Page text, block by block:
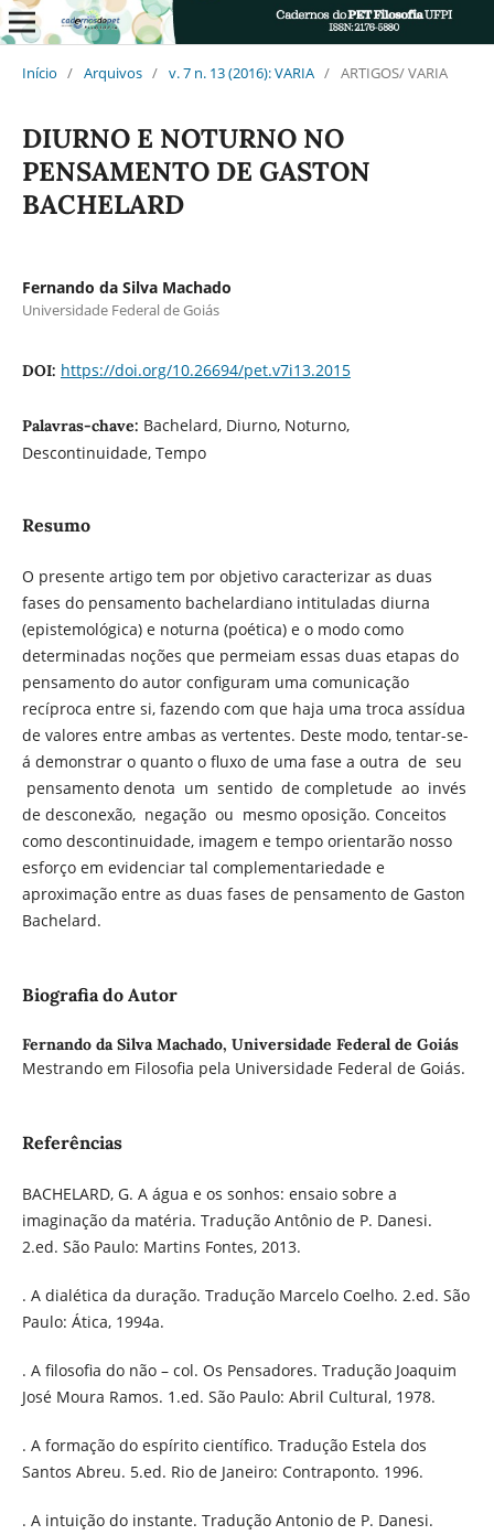
Início / Arquivos / v. 7 n. 13 (2016): VARIA / ARTIGOS/ VARIA
DIURNO E NOTURNO NO
PENSAMENTO DE GASTON
BACHELARD
Fernando da Silva Machado
Universidade Federal de Goiás
DOI: https://doi.org/10.26694/pet.v7i13.2015
Palavras-chave: Bachelard, Diurno, Noturno,
Descontinuidade, Tempo
Resumo
O presente artigo tem por objetivo caracterizar as duas
fases do pensamento bachelardiano intituladas diurna
(epistemológica) e noturna (poética) e o modo como
determinadas noções que permeiam essas duas etapas do
pensamento do autor configuram uma comunicação
recíproca entre si, fazendo com que haja uma troca assídua
de valores entre ambas as vertentes. Deste modo, tentar-se-
á demonstrar o quanto o fluxo de uma fase a outra de seu
pensamento denota um sentido de completude ao invés
de desconexão, negação ou mesmo oposição. Conceitos
como descontinuidade, imagem e tempo orientarão nosso
esforço em evidenciar tal complementariedade e
aproximação entre as duas fases de pensamento de Gaston
Bachelard.
Biografia do Autor
Fernando da Silva Machado, Universidade Federal de Goiás
Mestrando em Filosofia pela Universidade Federal de Goiás.
Referências
BACHELARD, G. A água e os sonhos: ensaio sobre a
imaginação da matéria. Tradução Antônio de P. Danesi.
2.ed. São Paulo: Martins Fontes, 2013.
. A dialética da duração. Tradução Marcelo Coelho. 2.ed. São
Paulo: Ática, 1994a.
. A filosofia do não – col. Os Pensadores. Tradução Joaquim
José Moura Ramos. 1.ed. São Paulo: Abril Cultural, 1978.
. A formação do espírito científico. Tradução Estela dos
Santos Abreu. 5.ed. Rio de Janeiro: Contraponto. 1996.
. A intuição do instante. Tradução Antonio de P. Danesi.